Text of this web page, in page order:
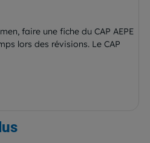
faire une fiche du CAP AEPE
lors des révisions. Le CAP